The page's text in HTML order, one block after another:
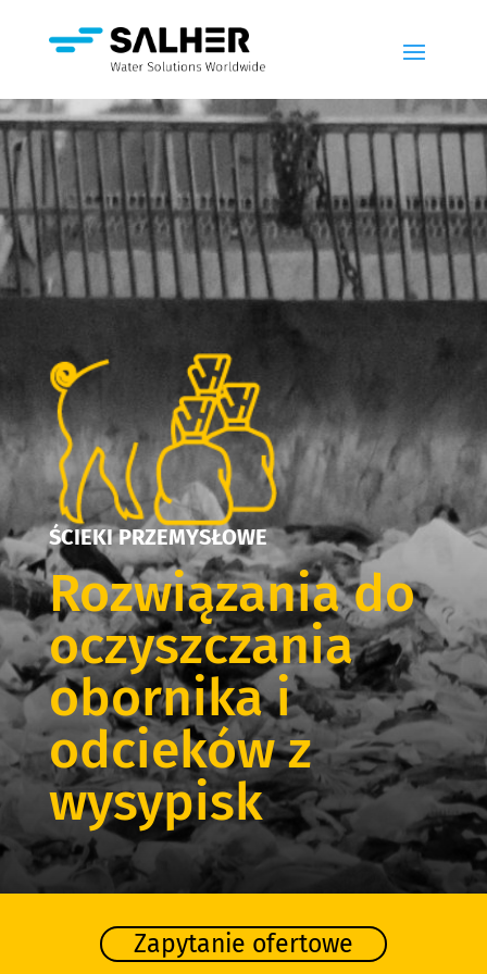
ŚCIEKI PRZEMYSŁOWE
Rozwiązania do
oczyszczania
obornika i
odcieków z
wysypisk
Zapytanie ofertowe